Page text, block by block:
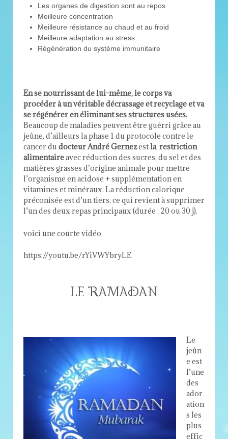
Les organes de digestion sont au repos
Meilleure concentration
Meilleure résistance au chaud et au froid
Meilleure adaptation au stress
Régénération du système immunitaire
En se nourrissant de lui-même, le corps va
procéder à un véritable décrassage et recyclage et va
se régénérer en éliminant ses structures usées.
Beaucoup de maladies peuvent être guérri grâce au
jeûne, d’ailleurs la phase 1 du protocole contre le
cancer dudocteur André Gernezestla restriction
alimentaireavec réduction des sucres, du sel et des
matières grasses d’origine animale pour mettre
l’organisme en acidose + supplémentation en
vitamines et minéraux. La réduction calorique
préconisée est d’un tiers, ce qui revient à supprimer
l’un des deux repas principaux (durée : 20 ou 30 j).
voici une courte vidéo
https://youtu.be/rYiVWYbryLE
LE RAMADAN
Le
jeûn
e est
l’une
des
ador
ation
s les
plus
effic